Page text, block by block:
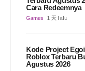
Cara Redeemnya
Games 1 天 lalu
Kode Project
Roblox Terbaru
Agustus 2026